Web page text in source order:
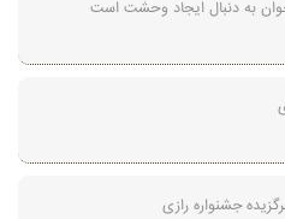
به دنبال ایجاد وحشت است